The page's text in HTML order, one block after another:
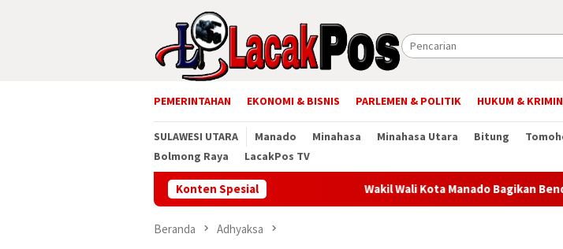
PEMERINTAHAN EKONOMI & BISNIS PARLEMEN & POLITIK HUKUM &
SULAWESI UTARA Manado Minahasa Minahasa Utara Bitung
Bolmong Raya
LacakPos TV
Konten Spesial Wakil Wali Kota Manado Bagikan Bendera
Beranda Adhyaksa